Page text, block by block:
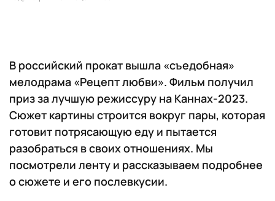
В российский прокат вышла «съедобная»
мелодрама «Рецепт любви». Фильм получил
приз за лучшую режиссуру на Каннах-2023.
Сюжет картины строится вокруг пары, которая
готовит потрясающую еду и пытается
разобраться в своих отношениях. Мы
посмотрели ленту и рассказываем подробнее
о сюжете и его послевкусии.